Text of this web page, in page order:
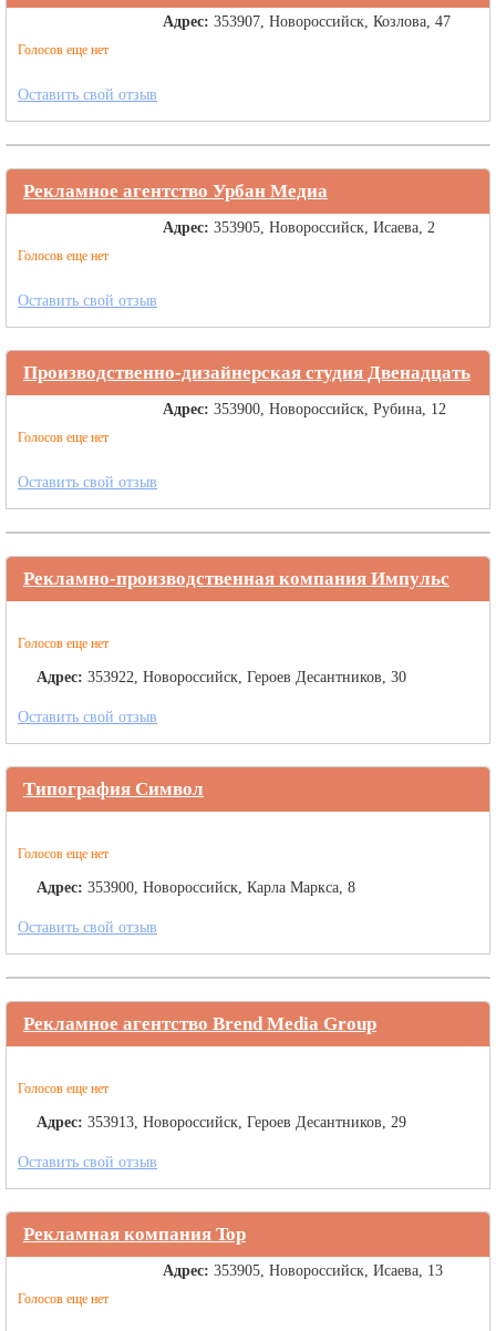
Голосов еще нет
Адрес: 353907, Новороссийск, Козлова, 47
Оставить свой отзыв
Рекламное агентство Урбан Медиа
Голосов еще нет
Адрес: 353905, Новороссийск, Исаева, 2
Оставить свой отзыв
Производственно-дизайнерская студия Двенадцать
Голосов еще нет
Адрес: 353900, Новороссийск, Рубина, 12
Оставить свой отзыв
Рекламно-производственная компания Импульс
Голосов еще нет
Адрес: 353922, Новороссийск, Героев Десантников, 30
Оставить свой отзыв
Типография Символ
Голосов еще нет
Адрес: 353900, Новороссийск, Карла Маркса, 8
Оставить свой отзыв
Рекламное агентство Brend Media Group
Голосов еще нет
Адрес: 353913, Новороссийск, Героев Десантников, 29
Оставить свой отзыв
Рекламная компания Top
Голосов еще нет
Адрес: 353905, Новороссийск, Исаева, 13